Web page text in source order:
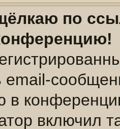
по
email-
в
включил